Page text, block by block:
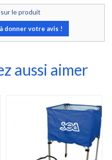
le produit
donner votre avis !
aussi aimer